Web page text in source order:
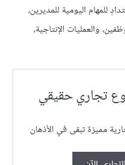
للمهام اليومية للمديرين،
والعمليات الإنتاجية،
تجاري حقيقي
مميزة تبقى في الأذهان